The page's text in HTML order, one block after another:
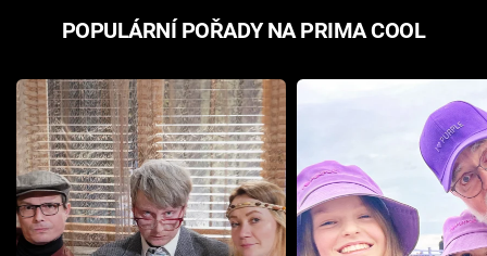
POPULÁRNÍ POŘADY NA PRIMA COOL